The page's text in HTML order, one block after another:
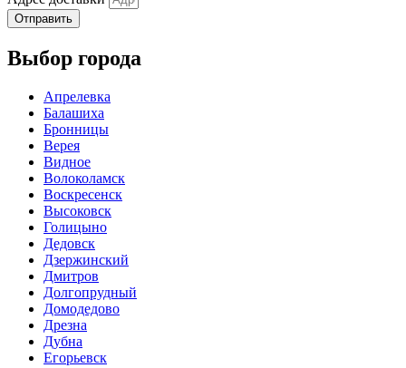
Отправить
Выбор города
Апрелевка
Балашиха
Бронницы
Верея
Видное
Волоколамск
Воскресенск
Высоковск
Голицыно
Дедовск
Дзержинский
Дмитров
Долгопрудный
Домодедово
Дрезна
Дубна
Егорьевск